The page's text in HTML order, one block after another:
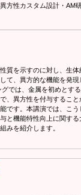
方性カスタム設計・AM
質を示すのに対し、生
て、異方的な機能を発
では、金属を初めとす
、異方性を付与するこ
です。本講演では、こ
と機能特性向上に関す
みを紹介します。